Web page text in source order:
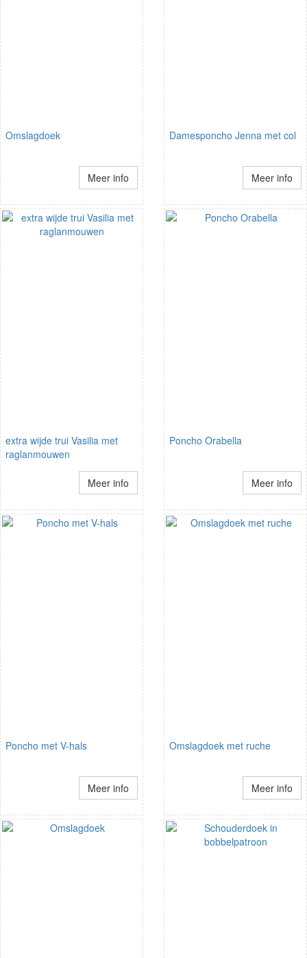
Omslagdoek
Meer info
Damesponcho Jenna met col
Meer info
extra wijde trui Vasilia met
raglanmouwen
Meer info
Poncho Orabella
Meer info
Poncho met V-hals
Meer info
Omslagdoek met ruche
Meer info